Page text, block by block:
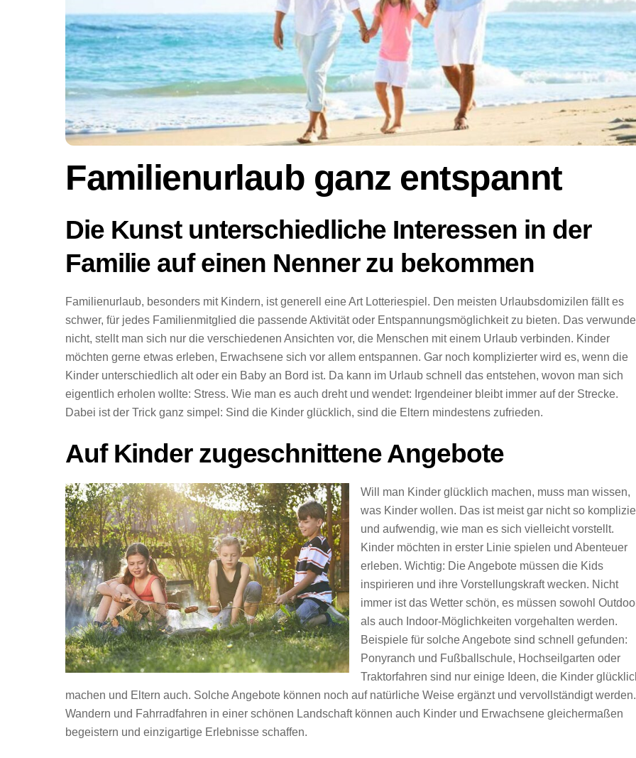
Familienurlaub ganz entspannt
Die Kunst unterschiedliche Interessen in der
Familie auf einen Nenner zu bekommen
Familienurlaub, besonders mit Kindern, ist generell eine Art Lotteriespiel. Den meisten Urlaubsdomizilen fällt es
schwer, für jedes Familienmitglied die passende Aktivität oder Entspannungsmöglichkeit zu bieten. Das
nicht, stellt man sich nur die verschiedenen Ansichten vor, die Menschen mit einem Urlaub verbinden. Kinder
möchten gerne etwas erleben, Erwachsene sich vor allem entspannen. Gar noch komplizierter wird es, wenn die
Kinder unterschiedlich alt oder ein Baby an Bord ist. Da kann im Urlaub schnell das entstehen, wovon man sich
eigentlich erholen wollte: Stress. Wie man es auch dreht und wendet: Irgendeiner bleibt immer auf der Strecke.
Dabei ist der Trick ganz simpel: Sind die Kinder glücklich, sind die Eltern mindestens zufrieden.
Auf Kinder zugeschnittene Angebote
Will man Kinder glücklich machen, muss man wissen,
was Kinder wollen. Das ist meist gar nicht so
und aufwendig, wie man es sich vielleicht vorstellt.
Kinder möchten in erster Linie spielen und Abenteuer
erleben. Wichtig: Die Angebote müssen die Kids
inspirieren und ihre Vorstellungskraft wecken. Nicht
immer ist das Wetter schön, es müssen sowohl
als auch Indoor-Möglichkeiten vorgehalten werden.
Beispiele für solche Angebote sind schnell gefunden:
Ponyranch und Fußballschule, Hochseilgarten oder
Traktorfahren sind nur einige Ideen, die Kinder
machen und Eltern auch. Solche Angebote können noch auf natürliche Weise ergänzt und vervollständigt werden.
Wandern und Fahrradfahren in einer schönen Landschaft können auch Kinder und Erwachsene gleichermaßen
begeistern und einzigartige Erlebnisse schaffen.